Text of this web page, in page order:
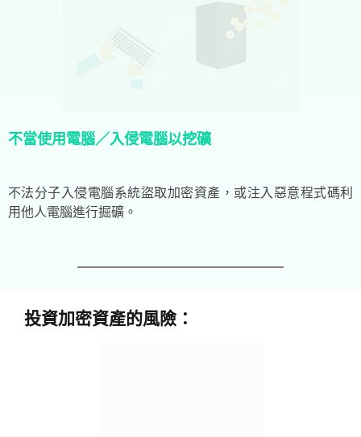
不當使用電腦／入侵電腦以挖礦
不法分子入侵電腦系統盜取加密資產，或注入惡意程式碼利
用他人電腦進行掘礦。
投資加密資產的風險：